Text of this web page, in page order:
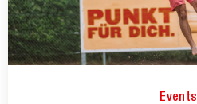
Events